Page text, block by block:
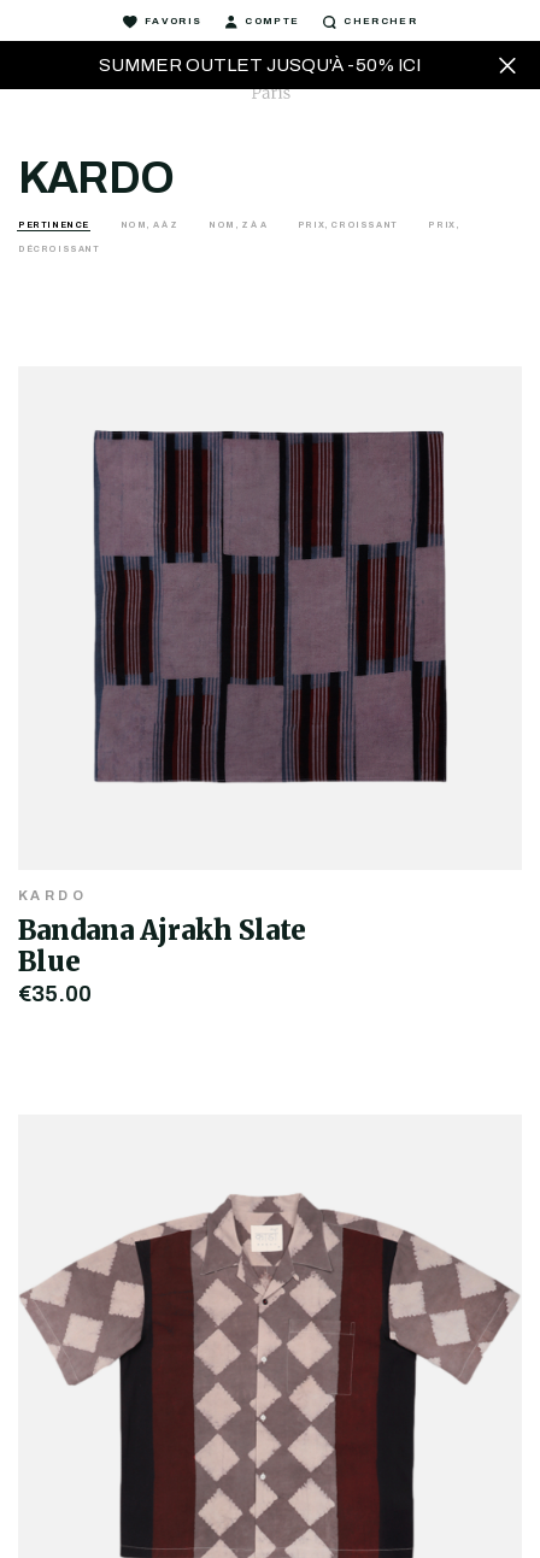
SUMMER OUTLET JUSQU'À -50% ICI
FAVORIS COMPTE CHERCHER
KARDO
PERTINENCE NOM, A À Z NOM, Z À A PRIX, CROISSANT PRIX,
DÉCROISSANT
KARDO
Bandana Ajrakh Slate
Blue
€35,00